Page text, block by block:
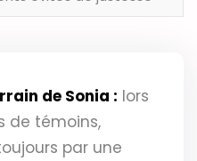
de Sonia : lors
de témoins,
par une